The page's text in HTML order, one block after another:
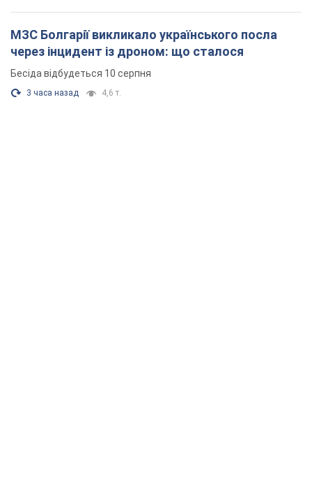
МЗС Болгарії викликало українського посла
через інцидент із дроном: що сталося
Бесіда відбудеться 10 серпня
3 часа назад 4,6 т.